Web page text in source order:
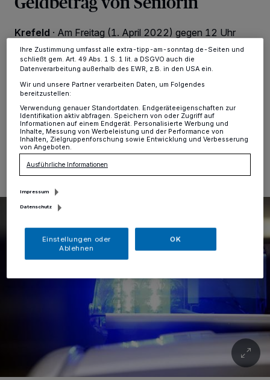
Krefeld · Am Freitag (1. April 2022) gegen 12 Uhr
erhielt eine 88-Jährige einen Anruf von einer
angeblichen Polizistin. Sie teilte ihr mit, dass in der
Nachbarschaft eingebrochen wurde. Zwei der drei
Täter konnten festgenommen werden, der dritte Täter
sei noch flüchtig.
04.04.2022 , 11:39 Uhr Eine Minute Lesezeit
ändern oder Ihre Einwilligung zu widerrufen, indem Sie auf den Link
Informationen finden Sie in unserer Datenschutzerklärung.
Ihre Zustimmung umfasst alle extra-tipp-am-sonntag.de-Seiten und
schließt gem. Art. 49 Abs. 1 S. 1 lit. a DSGVO auch die
Datenverarbeitung außerhalb des EWR, z.B. in den USA ein.
Wir und unsere Partner verarbeiten Daten, um Folgendes
bereitzustellen:
Verwendung genauer Standortdaten. Endgeräteeigenschaften zur
Identifikation aktiv abfragen. Speichern von oder Zugriff auf
Informationen auf einem Endgerät. Personalisierte Werbung und
Inhalte, Messung von Werbeleistung und der Performance von
Inhalten, Zielgruppenforschung sowie Entwicklung und Verbesserung
von Angeboten.
Ausführliche Informationen
Impressum
Datenschutz
Einstellungen oder
Ablehnen
OK